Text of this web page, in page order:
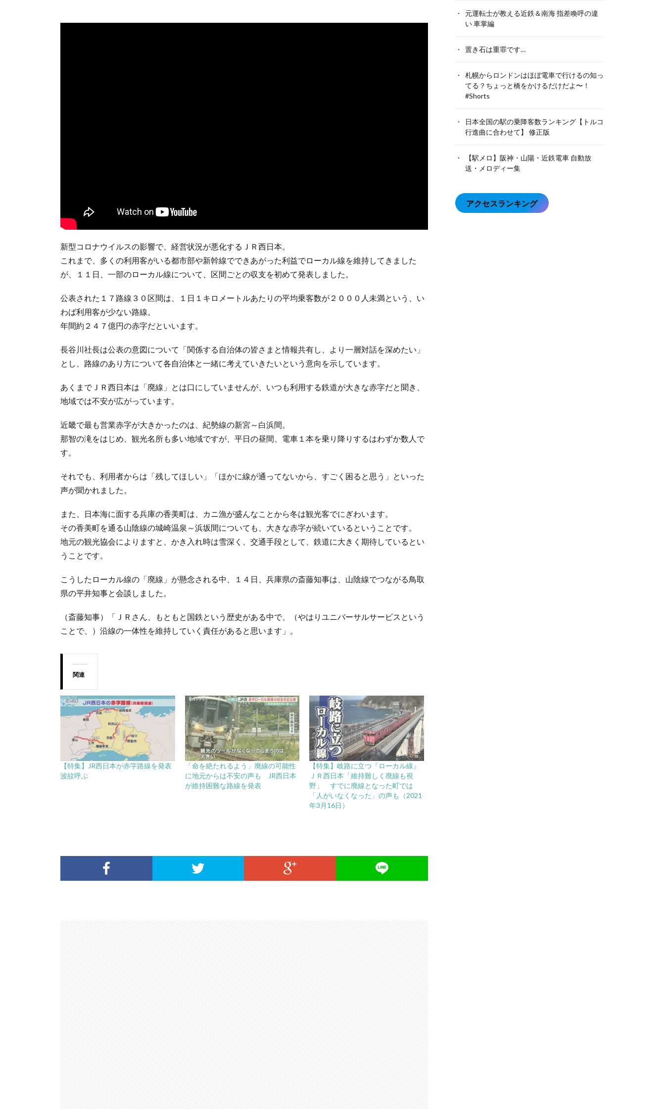
新型コロナウイルスの影響で、経営状況が悪化するＪＲ西日本。
これまで、多くの利用客がいる都市部や新幹線でできあがった利益でローカル線を維持してきました
が、１１日、一部のローカル線について、区間ごとの収支を初めて発表しました。
公表された１７路線３０区間は、１日１キロメートルあたりの平均乗客数が２０００人未満という、い
わば利用客が少ない路線。
年間約２４７億円の赤字だといいます。
長谷川社長は公表の意図について「関係する自治体の皆さまと情報共有し、より一層対話を深めたい」
とし、路線のあり方について各自治体と一緒に考えていきたいという意向を示しています。
あくまでＪＲ西日本は「廃線」とは口にしていませんが、いつも利用する鉄道が大きな赤字だと聞き、
地域では不安が広がっています。
近畿で最も営業赤字が大きかったのは、紀勢線の新宮～白浜間。
那智の滝をはじめ、観光名所も多い地域ですが、平日の昼間、電車１本を乗り降りするはわずか数人で
す。
それでも、利用者からは「残してほしい」「ほかに線が通ってないから、すごく困ると思う」といった
声が聞かれました。
また、日本海に面する兵庫の香美町は、カニ漁が盛んなことから冬は観光客でにぎわいます。
その香美町を通る山陰線の城崎温泉～浜坂間についても、大きな赤字が続いているということです。
地元の観光協会によりますと、かき入れ時は雪深く、交通手段として、鉄道に大きく期待しているとい
うことです。
こうしたローカル線の「廃線」が懸念される中、１４日、兵庫県の斎藤知事は、山陰線でつながる鳥取
県の平井知事と会談しました。
（斎藤知事）「ＪＲさん、もともと国鉄という歴史がある中で、（やはりユニバーサルサービスという
ことで、）沿線の一体性を維持していく責任があると思います」。
関連
【特集】JR西日本が赤字路線を発表
波紋呼ぶ
「命を絶たれるよう」廃線の可能性
に地元からは不安の声も JR西日本
が維持困難な路線を発表
【特集】岐路に立つ『ローカル線』
ＪＲ西日本「維持難しく廃線も視
野」 すでに廃線となった町では
「人がいなくなった」の声も（2021
年3月16日）
元運転士が教える近鉄＆南海 指差喚呼の違
い 車掌編
置き石は重罪です…
札幌からロンドンはほぼ電車で行けるの知っ
てる？ちょっと橋をかけるだけだよ〜！
#Shorts
日本全国の駅の乗降客数ランキング【トルコ
行進曲に合わせて】 修正版
【駅メロ】阪神・山陽・近鉄電車 自動放
送・メロディー集
アクセスランキング